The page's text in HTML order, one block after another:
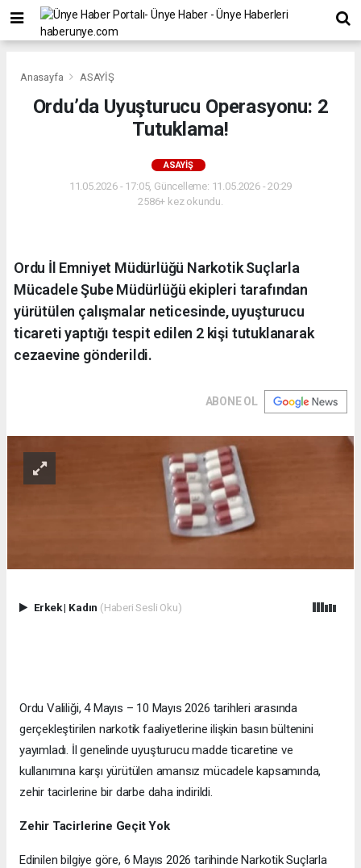
Anasayfa ASAYİŞ
Ordu’da Uyuşturucu Operasyonu: 2
Tutuklama!
ASAYİŞ
11.05.2026 - 17:05, Güncelleme: 11.05.2026 - 20:29
2586+ kez okundu.
Ordu İl Emniyet Müdürlüğü Narkotik Suçlarla
Mücadele Şube Müdürlüğü ekipleri tarafından
yürütülen çalışmalar neticesinde, uyuşturucu
ticareti yaptığı tespit edilen 2 kişi tutuklanarak
cezaevine gönderildi.
ABONE OL
Erkek| Kadın (Haberi Sesli Oku)
Ordu Valiliği, 4 Mayıs – 10 Mayıs 2026 tarihleri arasında
gerçekleştirilen narkotik faaliyetlerine ilişkin basın bültenini
yayımladı. İl genelinde uyuşturucu madde ticaretine ve
kullanımına karşı yürütülen amansız mücadele kapsamında,
zehir tacirlerine bir darbe daha indirildi.
Zehir Tacirlerine Geçit Yok
Edinilen bilgiye göre, 6 Mayıs 2026 tarihinde Narkotik Suçlarla